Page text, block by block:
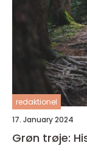
redaktionel
17. January 2024
Grøn trøje: